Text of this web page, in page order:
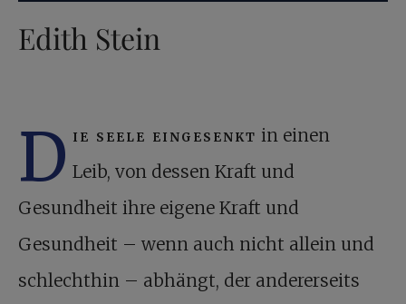
Edith Stein
D ie seele eingesenkt in einen
Leib, von dessen Kraft und
Gesundheit ihre eigene Kraft und
Gesundheit – wenn auch nicht allein und
schlechthin – abhängt, der andererseits